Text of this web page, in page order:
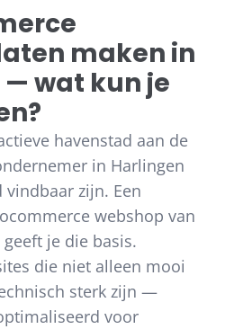
maken in
wat kun je
havenstad aan de
in Harlingen
zijn. Een
webshop van
je die basis.
die niet alleen mooi
sterk zijn —
voor